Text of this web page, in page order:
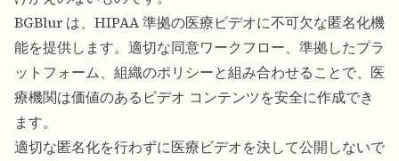
BGBlur は、HIPAA 準拠の医療ビデオに不可欠な匿名化機
能を提供します。適切な同意ワークフロー、準拠したプラ
ットフォーム、組織のポリシーと組み合わせることで、医
療機関は価値のあるビデオ コンテンツを安全に作成でき
ます。
適切な匿名化を行わずに医療ビデオを決して公開しないで